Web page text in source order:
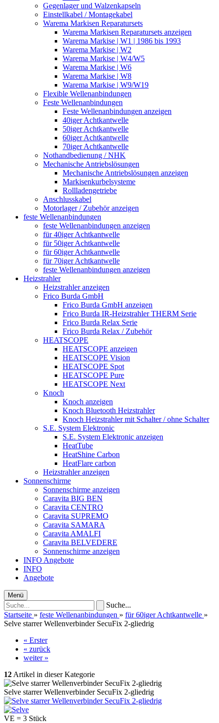
Gegenlager und Walzenkapseln
Einstellkabel / Montagekabel
Warema Markisen Reparatursets
Warema Markisen Reparatursets anzeigen
Warema Markise | W1 | 1986 bis 1993
Warema Markise | W2
Warema Markise | W4/W5
Warema Markise | W6
Warema Markise | W8
Warema Markise | W9/W19
Flexible Wellenanbindungen
Feste Wellenanbindungen
Feste Wellenanbindungen anzeigen
40iger Achtkantwelle
50iger Achtkantwelle
60iger Achtkantwelle
70iger Achtkantwelle
Nothandbedienung / NHK
Mechanische Antriebslösungen
Mechanische Antriebslösungen anzeigen
Markisenkurbelsysteme
Rollladengetriebe
Anschlusskabel
Motorlager / Zubehör anzeigen
feste Wellenanbindungen
feste Wellenanbindungen anzeigen
für 40iger Achtkantwelle
für 50iger Achtkantwelle
für 60iger Achtkantwelle
für 70iger Achtkantwelle
feste Wellenanbindungen anzeigen
Heizstrahler
Heizstrahler anzeigen
Frico Burda GmbH
Frico Burda GmbH anzeigen
Frico Burda IR-Heizstrahler THERM Serie
Frico Burda Relax Serie
Frico Burda Relax / Zubehör
HEATSCOPE
HEATSCOPE anzeigen
HEATSCOPE Vision
HEATSCOPE Spot
HEATSCOPE Pure
HEATSCOPE Next
Knoch
Knoch anzeigen
Knoch Bluetooth Heizstrahler
Knoch Heizstrahler mit Schalter / ohne Schalter
S.E. System Elektronic
S.E. System Elektronic anzeigen
HeatTube
HeatShine Carbon
HeatFlare carbon
Heizstrahler anzeigen
Sonnenschirme
Sonnenschirme anzeigen
Caravita BIG BEN
Caravita CENTRO
Caravita SUPREMO
Caravita SAMARA
Caravita AMALFI
Caravita BELVEDERE
Sonnenschirme anzeigen
INFO Angebote
INFO
Angebote
Menü
Suche...
Startseite » feste Wellenanbindungen » für 60iger Achtkantwelle »
Selve starrer Wellenverbinder SecuFix 2-gliedrig
« Erster
« zurück
weiter »
12 Artikel in dieser Kategorie
Selve starrer Wellenverbinder SecuFix 2-gliedrig
VE = 3 Stück